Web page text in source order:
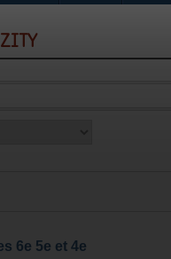
6e 5e et 4e